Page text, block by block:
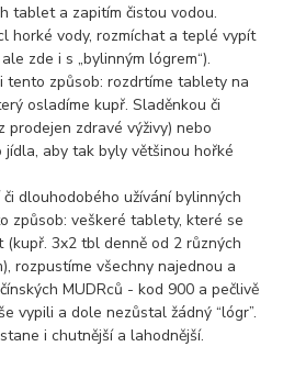
tablet a zapitím čistou vodou.
horké vody, rozmíchat a teplé vypít
zde i s „bylinným lógrem“).
tento způsob: rozdrtíme tablety na
osladíme kupř. Sladěnkou či
prodejen zdravé výživy) nebo
aby tak byly většinou hořké
dlouhodobého užívání bylinných
způsob: veškeré tablety, které se
(kupř. 3x2 tbl denně od 2 různých
rozpustíme všechny najednou a
MUDRců - kod 900 a pečlivě
vypili a dole nezůstal žádný “lógr”.
i chutnější a lahodnější.